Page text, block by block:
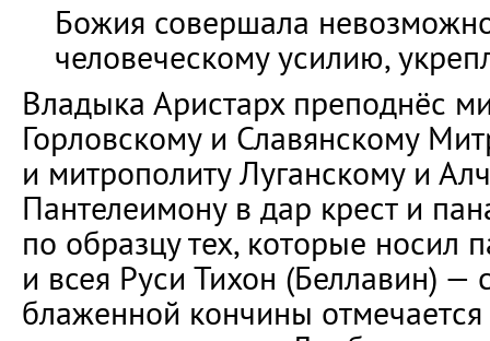
Божия совершала
человеческому усилию,
Владыка Аристарх преподнёс
Горловскому и Славянскому
и митрополиту Луганскому и
Пантелеимону в дар крест и
по образцу тех, которые носил
и всея Руси Тихон (Беллавин) —
блаженной кончины